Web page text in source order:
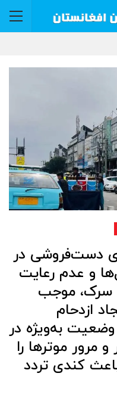
دست‌فروشی در
و عدم رعایت
سرک، موجب
ازدحام
به‌ویژه در
مرور موترها را
کندی تردد